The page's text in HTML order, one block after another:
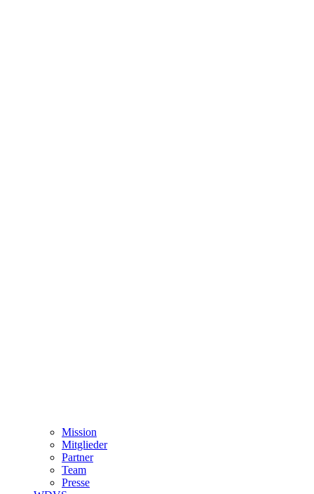
Mission
Mitglieder
Partner
Team
Presse